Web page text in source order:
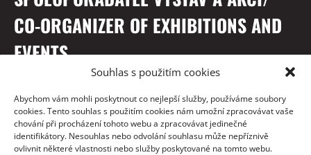
Souhlas s použitím cookies
Abychom vám mohli poskytnout co nejlepší služby, používáme soubory
cookies. Tento souhlas s použitím cookies nám umožní zpracovávat vaše
chování při procházení tohoto webu a zpracovávat jedinečné
identifikátory. Nesouhlas nebo odvolání souhlasu může nepříznivě
ovlivnit některé vlastnosti nebo služby poskytované na tomto webu.
CO-ORGANIZER OF EXHIBITIONS AND
EVENTS